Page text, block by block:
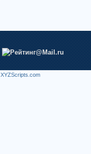
XYZScripts.com